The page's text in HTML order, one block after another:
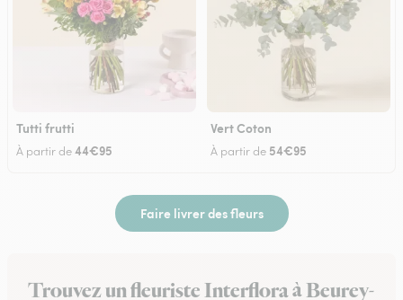
Tutti frutti
À partir de44€95
Vert Coton
À partir de 54€95
Faire livrer des fleurs
Trouvez un fleuriste Interflora à Beurey-